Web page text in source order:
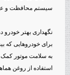
سیستم محافظت و
نگهداری بهتر خودرو
برای خودروهایی که
به سلامت موتور
استفاده از روغن